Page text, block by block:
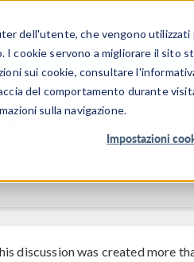
dell'utente, che vengono
cookie servono a migliorare il sito
sui cookie, consultare
del comportamento durante
sulla navigazione.
Impostazioni
SETTORI
discussion was created more